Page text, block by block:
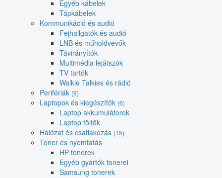
Egyéb kábelek
Tápkábelek
Kommunikáció és audió
Fejhallgatók és audió
LNB és műholdvevők
Távirányítók
Multimédia lejátszók
TV tartók
Walkie Talkies és rádió
Perifériák (9)
Laptopok és kiegészítők (6)
Laptop akkumulátorok
Laptop töltők
Hálózat és csatlakozás (15)
Toner és nyomtatás
HP tonerek
Egyéb gyártók tonerei
Samsung tonerek